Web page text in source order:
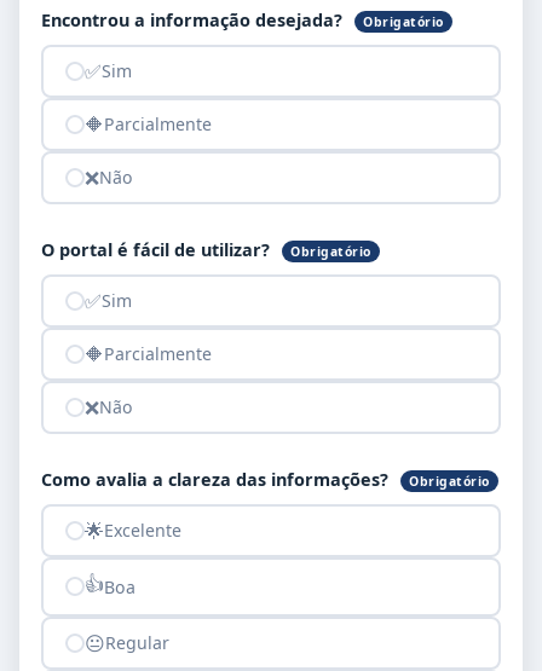
Encontrou a informação desejada? Obrigatório
✅Sim
🔶Parcialmente
❌Não
O portal é fácil de utilizar? Obrigatório
✅Sim
🔶Parcialmente
❌Não
Como avalia a clareza das informações? Obrigatório
🌟Excelente
👍Boa
😐Regular